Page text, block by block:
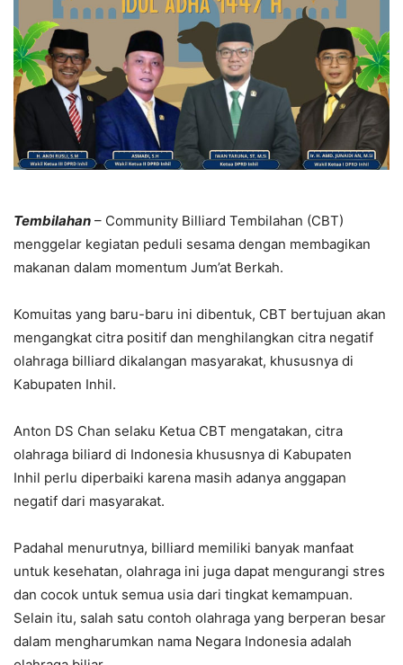
Tembilahan – Community Billiard Tembilahan (CBT)
menggelar kegiatan peduli sesama dengan membagikan
makanan dalam momentum Jum’at Berkah.
Komuitas yang baru-baru ini dibentuk, CBT bertujuan akan
mengangkat citra positif dan menghilangkan citra negatif
olahraga billiard dikalangan masyarakat, khususnya di
Kabupaten Inhil.
Anton DS Chan selaku Ketua CBT mengatakan, citra
olahraga biliard di Indonesia khususnya di Kabupaten
Inhil perlu diperbaiki karena masih adanya anggapan
negatif dari masyarakat.
Padahal menurutnya, billiard memiliki banyak manfaat
untuk kesehatan, olahraga ini juga dapat mengurangi stres
dan cocok untuk semua usia dari tingkat kemampuan.
Selain itu, salah satu contoh olahraga yang berperan besar
dalam mengharumkan nama Negara Indonesia adalah